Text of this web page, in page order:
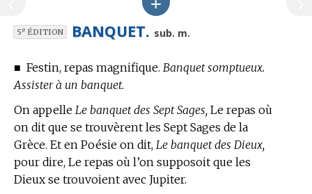
5eÉDITION BANQUET. sub. m.
■ Festin, repas magnifique. Banquet somptueux.
Assister à un banquet.
On appelle Le banquet des Sept Sages, Le repas où
on dit que se trouvèrent les Sept Sages de la
Grèce. Et en Poésie on dit, Le banquet des Dieux,
pour dire, Le repas où l’on supposoit que les
Dieux se trouvoient avec Jupiter.